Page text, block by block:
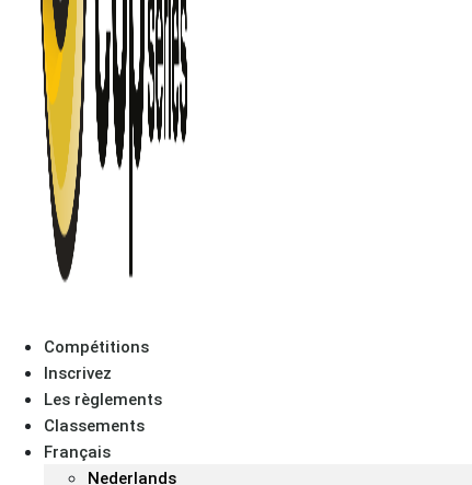
Compétitions
Inscrivez
Les règlements
Classements
Français
Nederlands